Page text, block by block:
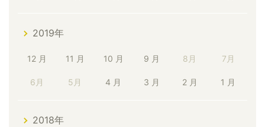
2019年
12 月 11 月 10 月 9 月 8月 7月
6月 5月 4 月 3 月 2 月 1 月
2018年